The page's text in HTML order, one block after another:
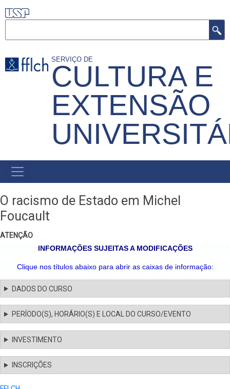
Pular
para
principal
SERVIÇO DE
CULTURA E
EXTENSÃO
MENU
PRIMÁRIO
O racismo de Estado em Michel
Foucault
ATENÇÃO
INFORMAÇÕES SUJEITAS A MODIFICAÇÕES
Clique nos títulos abaixo para abrir as caixas de informação:
DADOS DO CURSO
PERÍODO(S), HORÁRIO(S) E LOCAL DO CURSO/EVENTO
INVESTIMENTO
INSCRIÇÕES